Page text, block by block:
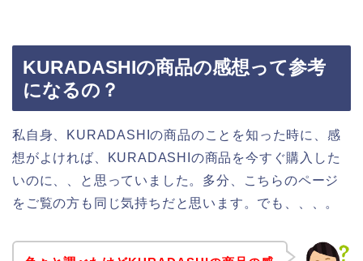
KURADASHIの商品の感想って参考
になるの？
私自身、KURADASHIの商品のことを知った時に、感
想がよければ、KURADASHIの商品を今すぐ購入した
いのに、、と思っていました。多分、こちらのページ
をご覧の方も同じ気持ちだと思います。でも、、、。